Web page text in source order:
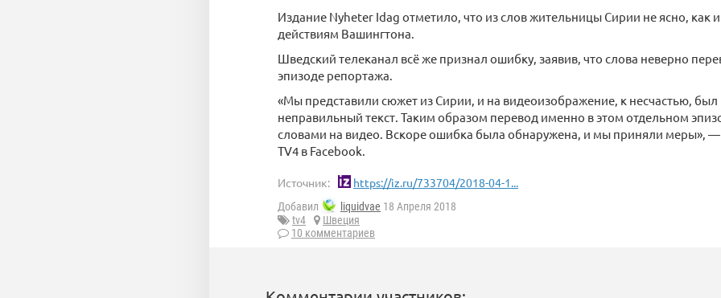
Издание Nyheter Idag отметило, что из слов жительницы Сирии не ясно, как
действиям Вашингтона.
Шведский телеканал всё же признал ошибку, заявив, что слова неверно
эпизоде репортажа.
«Мы представили сюжет из Сирии, и на видеоизображение, к несчастью,
неправильный текст. Таким образом перевод именно в этом отдельном
словами на видео. Вскоре ошибка была обнаружена, и мы приняли меры», —
TV4 в Facebook.
Источник: https://iz.ru/733704/2018-04-1...
Добавил liquidvae 18 Апреля 2018
tv4
Швеция
10 комментариев